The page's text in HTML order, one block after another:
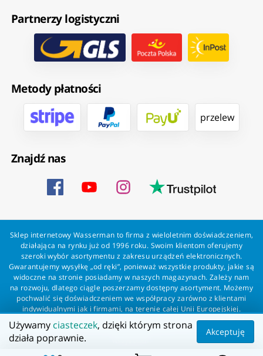
Partnerzy logistyczni
Metody płatności
przelew
Znajdź nas
Sklep internetowy Wasserman to firma z wieloletnim doświadczeniem,
działająca na rynku już od 1996 roku. Swoim klientom oferujemy
szeroki wybór asortymentu z zakresu urządzeń elektronicznych.
Gwarantujemy wysyłkę „od ręki”, ponieważ wszystkie produkty, jakie są
widoczne na stronie posiadamy w naszych magazynach. Zależy nam
na rozwoju, dlatego ciągle poszerzamy dostępny asortyment. Możemy
pochwalić się doświadczeniem we współpracy zarówno z klientami
indywidualnymi jak i firmami, na terenie całej Unii Europejskiej.
Zapewniamy profesjonalną obsługę każdego klienta oraz szybką i
bezproblemową realizację zamówień. Wasserman - wszystko dla
Używamy ciasteczek, dzięki którym strona
działa poprawnie.
Akceptuję